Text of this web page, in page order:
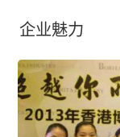
企业魅力